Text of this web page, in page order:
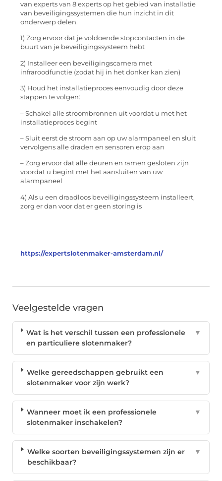
van experts van 8 experts op het gebied van installatie
van beveiligingssystemen die hun inzicht in dit
onderwerp delen.
1) Zorg ervoor dat je voldoende stopcontacten in de
buurt van je beveiligingssysteem hebt
2) Installeer een beveiligingscamera met
infraroodfunctie (zodat hij in het donker kan zien)
3) Houd het installatieproces eenvoudig door deze
stappen te volgen:
– Schakel alle stroombronnen uit voordat u met het
installatieproces begint
– Sluit eerst de stroom aan op uw alarmpaneel en sluit
vervolgens alle draden en sensoren erop aan
– Zorg ervoor dat alle deuren en ramen gesloten zijn
voordat u begint met het aansluiten van uw
alarmpaneel
4) Als u een draadloos beveiligingssysteem installeert,
zorg er dan voor dat er geen storing is
https://expertslotenmaker-amsterdam.nl/
Veelgestelde vragen
Wat is het verschil tussen een professionele
en particuliere slotenmaker?
▼
Welke gereedschappen gebruikt een
slotenmaker voor zijn werk?
▼
Wanneer moet ik een professionele
slotenmaker inschakelen?
▼
Welke soorten beveiligingssystemen zijn er
beschikbaar?
▼